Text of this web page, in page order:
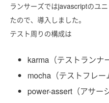
ランサーズではjavascriptのユ
たので、導入しました。
テスト周りの構成は
karma（テストランナ
mocha（テストフレー
power-assert（アサー